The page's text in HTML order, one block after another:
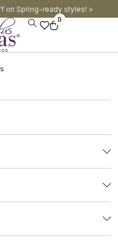
on Spring-ready styles! >​
0